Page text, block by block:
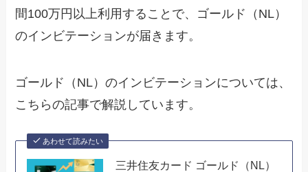
間100万円以上利用することで、ゴールド（NL）
のインビテーションが届きます。
ゴールド（NL）のインビテーションについては、
こちらの記事で解説しています。
あわせて読みたい
三井住友カード ゴールド（NL）